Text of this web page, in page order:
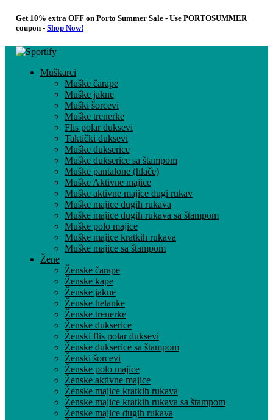
Get 10% extra OFF on Porto Summer Sale - Use PORTOSUMMER
coupon - Shop Now!
Muškarci
Muške čarape
Muške jakne
Muški šorcevi
Muške trenerke
Flis polar duksevi
Taktički duksevi
Muške dukserice
Muške dukserice sa štampom
Muške pantalone (hlače)
Muške Aktivne majice
Muške aktivne majice dugi rukav
Muške majice dugih rukava
Muške majice dugih rukava sa štampom
Muške polo majice
Muške majice kratkih rukava
Muške majice sa štampom
Žene
Ženske čarape
Ženske kape
Ženske jakne
Ženske helanke
Ženske trenerke
Ženske dukserice
Ženski flis polar duksevi
Ženske dukserice sa štampom
Ženski šorcevi
Ženske polo majice
Ženske aktivne majice
Ženske majice kratkih rukava
Ženske majice kratkih rukava sa štampom
Ženske majice dugih rukava